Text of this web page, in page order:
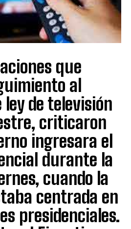
que
al
de televisión
criticaron
ingresara el
durante la
cuando la
centrada en
presidenciales.